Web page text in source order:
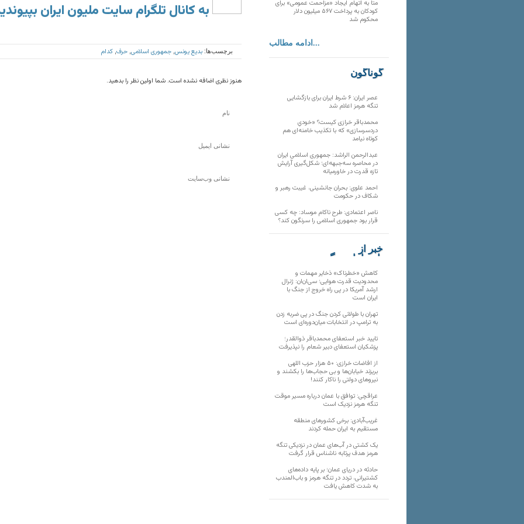
به کانال تلگرام سایت ملیون ایران
برچسب‌ها: بدیع یونس جمهوری اسلامی حرف کدام
هنوز نظری اضافه نشده است. شما اولین نظر را بدهید.
متا به اتهام ایجاد «مزاحمت عمومی» برای
کودکان به پرداخت ۵۶۷ میلیون دلار
محکوم شد
ادامه مطالب...
گوناگون
عصر ایران: ۶ شرط ایران برای بازگشایی
تنگه هرمز اعلام شد
محمدباقر خرازی کیست؟ «خودیِ
دردسرسازی» که با تکذیب خامنه‌ای هم
کوتاه نیامد
عبدالرحمن الراشد: جمهوری اسلامی ایران
در محاصره سه‌جبهه‌ای؛ شکل‌گیری آرایش
تازه قدرت در خاورمیانه
احمد علوی: بحران جانشینی، غیبت رهبر و
شکاف در حکومت
ناصر اعتمادی: طرح ناکام موساد: چه کسی
قرار بود جمهوری اسلامی را سرنگون کند؟
خبر از
تارنماهای دیگر
کاهش «خطرناک» ذخایر مهمات و
محدودیت قدرت هوایی؛ سی‌ان‌ان: ژنرال
ارشد آمریکا در پی راه خروج از جنگ با
ایران است
تهران با طولانی کردن جنگ در پی ضربه زدن
به ترامپ در انتخابات میان‌دوره‌ای است
تایید خبر استعفای محمدباقر ذوالقدر؛
پزشکیان استعفای دبیر شعام را نپذیرفت
از افاضات خرازی: ۵۰ هزار حزب اللهی
بریزند خیابان‌ها و بی حجاب‌ها را بکشند و
نیرو‌های دولتی را ناکار کنند!
عراقچی: توافق با عمان درباره مسیر موقت
تنگه هرمز نزدیک است
غریب‌آبادی: برخی کشورهای منطقه
مستقیم به ایران حمله کردند
یک کشتی در آب‌های عمان در نزدیکی تنگه
هرمز هدف پرتابه ناشناس قرار گرفت
حادثه در دریای عمان؛ بر پایه داده‌های
کشتیرانی، تردد در تنگه هرمز و باب‌المندب
به شدت کاهش یافت